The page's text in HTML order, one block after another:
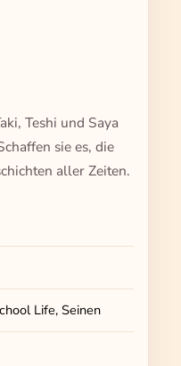
Teshi und Saya
sie es, die
aller Zeiten.
Life, Seinen